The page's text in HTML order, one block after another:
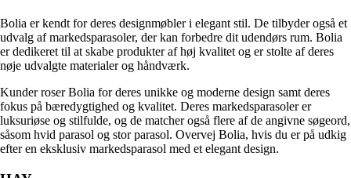
Bolia er kendt for deres designmøbler i elegant stil. De tilbyder også et
udvalg af markedsparasoler, der kan forbedre dit udendørs rum. Bolia
er dedikeret til at skabe produkter af høj kvalitet og er stolte af deres
nøje udvalgte materialer og håndværk.
Kunder roser Bolia for deres unikke og moderne design samt deres
fokus på bæredygtighed og kvalitet. Deres markedsparasoler er
luksuriøse og stilfulde, og de matcher også flere af de angivne søgeord,
såsom hvid parasol og stor parasol. Overvej Bolia, hvis du er på udkig
efter en eksklusiv markedsparasol med et elegant design.